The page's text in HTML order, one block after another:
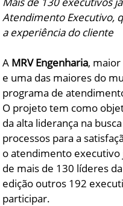
Atendimento Executivo,
a experiência do cliente
A MRV Engenharia,
e uma das maiores do
programa de
O projeto tem como
da alta liderança na
processos para a
o atendimento executivo
de mais de 130 líderes
edição outros 192
participar.